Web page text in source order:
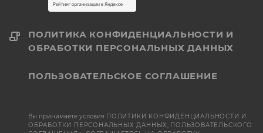
ПОЛИТИКА КОНФИДЕНЦИАЛЬНОСТИ И
ОБРАБОТКИ ПЕРСОНАЛЬНЫХ ДАННЫХ
ПОЛЬЗОВАТЕЛЬСКОЕ СОГЛАШЕНИЕ
Вы принимаете условия ПОЛИТИКИ КОНФИДЕНЦИАЛЬНОСТИ И
ОБРАБОТКИ ПЕРСОНАЛЬНЫХ ДАННЫХ, ПОЛЬЗОВАТЕЛЬСКОГО